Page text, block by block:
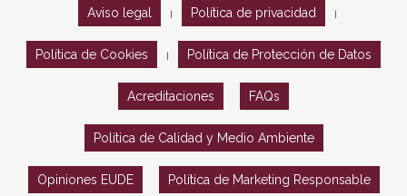
Aviso legal Política de privacidad
Política de Cookies Política de Protección de Datos
Acreditaciones FAQs
Política de Calidad y Medio Ambiente
Opiniones EUDE Política de Marketing Responsable